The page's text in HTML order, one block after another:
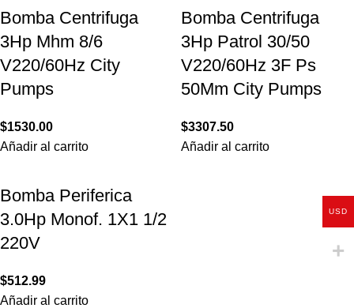
Bomba Centrifuga
3Hp Mhm 8/6
V220/60Hz City
Pumps
$1530.00
Añadir al carrito
Bomba Centrifuga
3Hp Patrol 30/50
V220/60Hz 3F Ps
50Mm City Pumps
$3307.50
Añadir al carrito
Bomba Periferica
3.0Hp Monof. 1X1 1/2
220V
$512.99
Añadir al carrito
USD